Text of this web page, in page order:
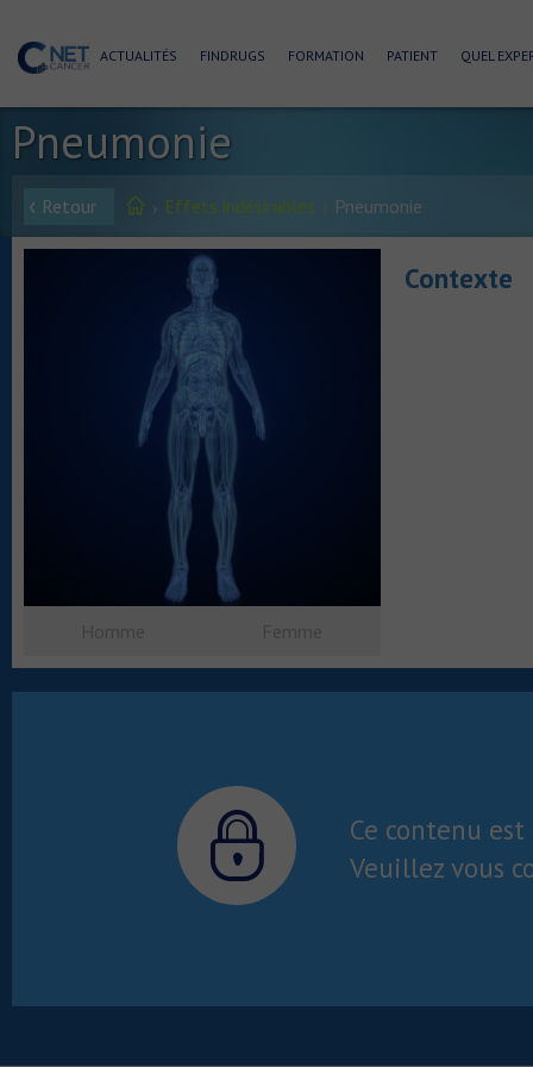
ACTUALITÉS FINDRUGS FORMATION PATIENT QUEL
Pneumonie
Retour Effets indésirables Pneumonie
Contexte
Ce contenu
Veuillez vous